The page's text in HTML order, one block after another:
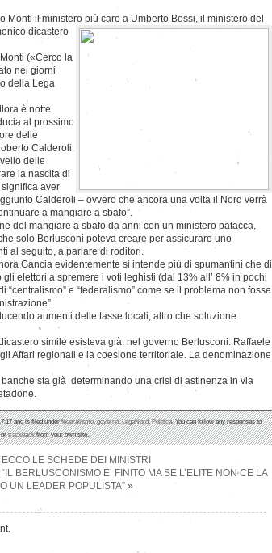
Monti il ministero più caro a Umberto Bossi, il ministero del
dicastero
(«Cerco la
nei giorni
della Lega
è notte
al prossimo
delle
Calderoli.
delle
la nascita di
aver
Calderoli – ovvero che ancora una volta il Nord verrà
a mangiare a sbafo”.
del mangiare a sbafo da anni con un ministero patacca,
solo Berlusconi poteva creare per assicurare uno
al seguito, a parlare di roditori.
Gancia evidentemente si intende più di spumantini che di
elettori a spremere i voti leghisti (dal 13% all’ 8% in pochi
e “federalismo” come se il problema non fosse
aumenti delle tasse locali, altro che soluzione
simile esisteva già nel governo Berlusconi: Raffaele
Affari regionali e la coesione territoriale. La denominazione
sta già determinando una crisi di astinenza in via
and is filed underfederalismo,governo,LegaNord,Politica. You can follow any responses to
ortrackbackfrom your own site.
LE SCHEDE DEI MINISTRI
BERLUSCONISMO E’ FINITO MA SE L’ELITE NON CE LA
UN LEADER POPULISTA” »